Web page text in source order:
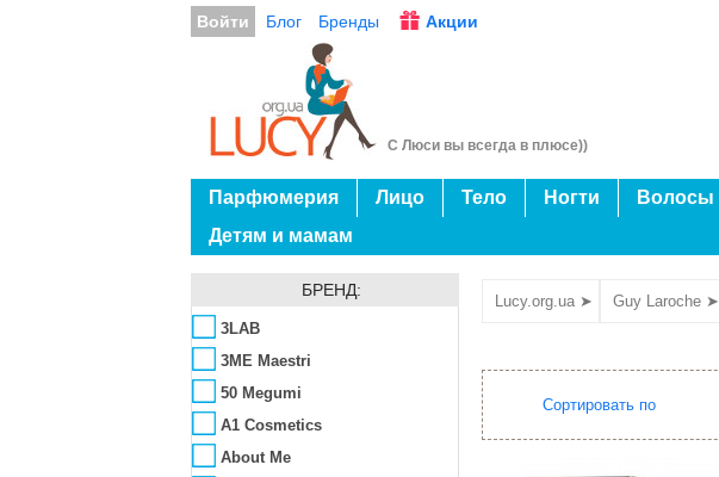
Войти Блог Бренды Акции
С Люси вы всегда в плюсе))
Парфюмерия Лицо Тело Ногти Волосы
Детям и мамам
БРЕНД:
3LAB
3ME Maestri
50 Megumi
A1 Cosmetics
About Me
Lucy.org.ua ➤ Guy Laroche ➤
Сортировать по